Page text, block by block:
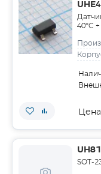
40°C +
Цена
SOT-